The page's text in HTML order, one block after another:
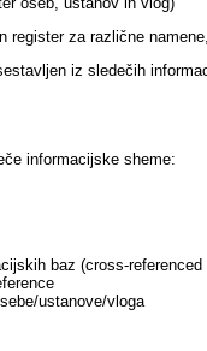
register za različne
iz sledečih
informacijske sheme:
baz (cross-referenced
ustanove/vloga